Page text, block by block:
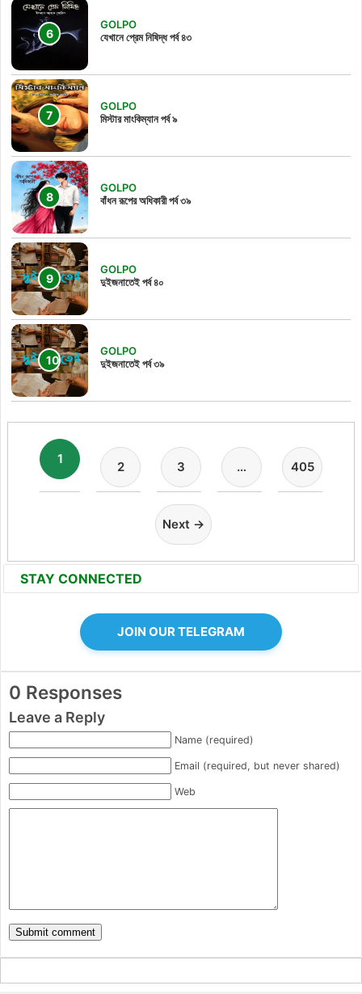
GOLPO
যেখানে প্রেম নিষিদ্ধ পর্ব ৪৩
GOLPO
মিস্টার মাংকিম্যান পর্ব ৯
GOLPO
বাঁধন রূপের অধিকারী পর্ব ৩৯
GOLPO
দুইজনাতেই পর্ব ৪০
GOLPO
দুইজনাতেই পর্ব ৩৯
1
2 3 … 405
Next →
STAY CONNECTED
JOIN OUR TELEGRAM
0 Responses
Leave a Reply
Name (required)
Email (required, but never shared)
Web